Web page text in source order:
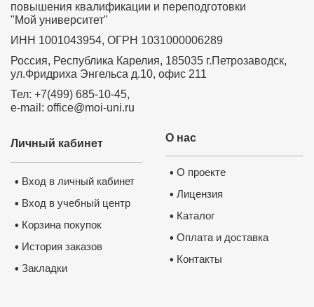
повышения квалификации и переподготовки
"Мой университет"
ИНН 1001043954, ОГРН 1031000006289
Россия, Республика Карелия, 185035 г.Петрозаводск,
ул.Фридриха Энгельса д.10, офис 211
Тел: +7(499) 685-10-45,
e-mail: office@moi-uni.ru
О нас
• О проекте
• Лицензия
• Каталог
• Оплата и доставка
• Контакты
Личный кабинет
• Вход в личный кабинет
• Вход в учебный центр
• Корзина покупок
• История заказов
• Закладки